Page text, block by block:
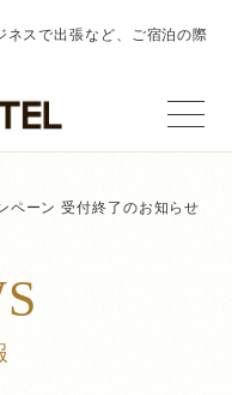
スで出張など、ご宿泊の際
ペーン 受付終了のお知らせ